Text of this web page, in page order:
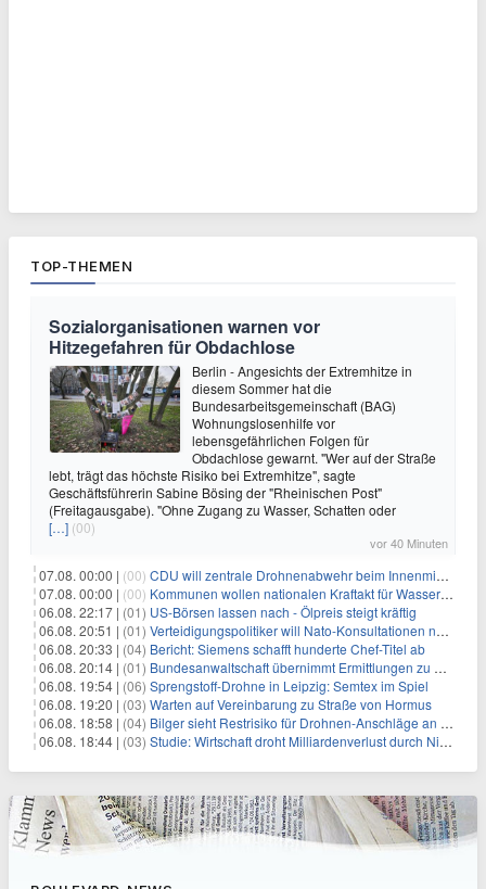
TOP-THEMEN
Sozialorganisationen warnen vor
Hitzegefahren für Obdachlose
Berlin - Angesichts der Extremhitze in
diesem Sommer hat die
Bundesarbeitsgemeinschaft (BAG)
Wohnungslosenhilfe vor
lebensgefährlichen Folgen für
Obdachlose gewarnt. "Wer auf der Straße
lebt, trägt das höchste Risiko bei Extremhitze", sagte
Geschäftsführerin Sabine Bösing der "Rheinischen Post"
(Freitagausgabe). "Ohne Zugang zu Wasser, Schatten oder
[…] (00)
vor 40 Minuten
07.08. 00:00 | (00) CDU will zentrale Drohnenabwehr beim Innenministerium
07.08. 00:00 | (00) Kommunen wollen nationalen Kraftakt für Wasserversorgung
06.08. 22:17 | (01) US-Börsen lassen nach - Ölpreis steigt kräftig
06.08. 20:51 | (01) Verteidigungspolitiker will Nato-Konsultationen nach Drohnenfund
06.08. 20:33 | (04) Bericht: Siemens schafft hunderte Chef-Titel ab
06.08. 20:14 | (01) Bundesanwaltschaft übernimmt Ermittlungen zu Drohnenvorfall
06.08. 19:54 | (06) Sprengstoff-Drohne in Leipzig: Semtex im Spiel
06.08. 19:20 | (03) Warten auf Vereinbarung zu Straße von Hormus
06.08. 18:58 | (04) Bilger sieht Restrisiko für Drohnen-Anschläge an Flughäfen
06.08. 18:44 | (03) Studie: Wirtschaft droht Milliardenverlust durch Niedrigwasser